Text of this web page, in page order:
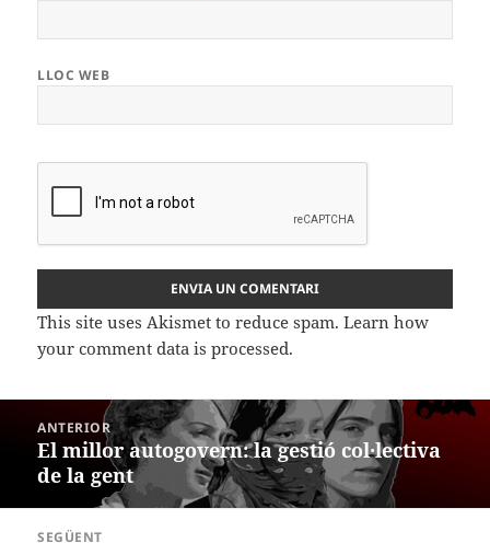
LLOC WEB
This site uses Akismet to reduce spam.Learn how
your comment data is processed.
d'entrades
ANTERIOR
Entrada
anterior:
El millor autogovern: la gestió col·lectiva
de la gent
SEGÜENT